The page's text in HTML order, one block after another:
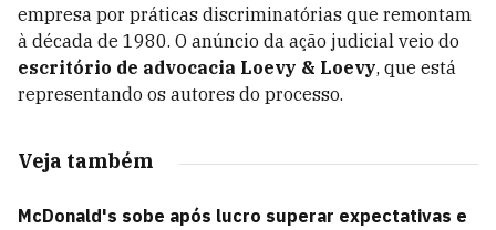
empresa por práticas discriminatórias que remontam
à década de 1980. O anúncio da ação judicial veio do
escritório de advocacia Loevy & Loevy, que está
representando os autores do processo.
Veja também
McDonald's sobe após lucro superar expectativas e